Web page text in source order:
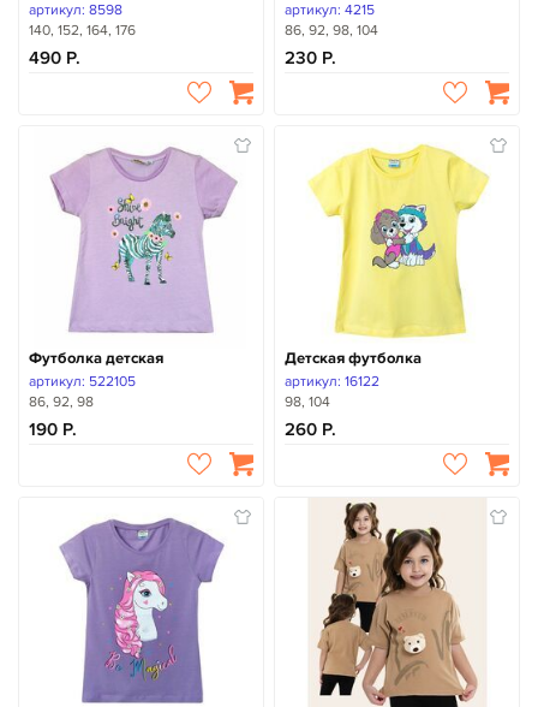
артикул: 8598
140, 152, 164, 176
490
артикул: 4215
86, 92, 98, 104
230
Футболка детская
артикул: 522105
86, 92, 98
190
Детская футболка
артикул: 16122
98, 104
260